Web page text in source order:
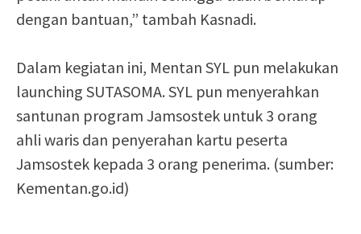
dengan bantuan,” tambah Kasnadi.
Dalam kegiatan ini, Mentan SYL pun melakukan
launching SUTASOMA. SYL pun menyerahkan
santunan program Jamsostek untuk 3 orang
ahli waris dan penyerahan kartu peserta
Jamsostek kepada 3 orang penerima. (sumber:
Kementan.go.id)